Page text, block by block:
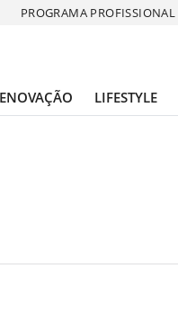
PROGRAMA PROFISSIONAL
LIFESTYLE